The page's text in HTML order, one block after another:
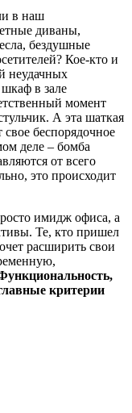
в наш
диваны,
бездушные
Кое-кто и
неудачных
в зале
момент
А эта шаткая
беспорядочное
деле – бомба
от всего
это происходит
имидж офиса, а
Те, кто пришел
расширить свои
критерии